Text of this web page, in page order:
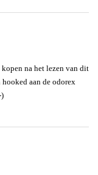
na het lezen van dit
aan de odorex